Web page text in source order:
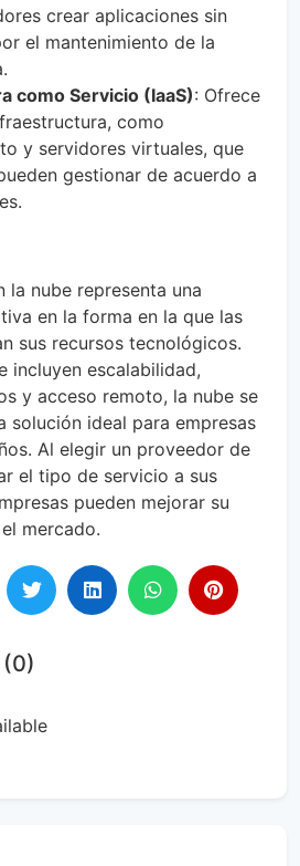
crear aplicaciones sin
el mantenimiento de la
como Servicio (IaaS): Ofrece
como
y servidores virtuales, que
gestionar de acuerdo a
la nube representa una
en la forma en la que las
sus recursos tecnológicos.
incluyen escalabilidad,
y acceso remoto, la nube se
solución ideal para empresas
Al elegir un proveedor de
el tipo de servicio a sus
pueden mejorar su
mercado.